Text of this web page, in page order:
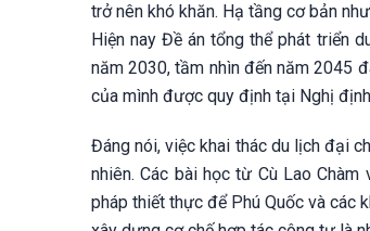
trở nên khó khăn. Hạ tầng cơ bản
Hiện nay Đề án tổng thể phát triển
năm 2030, tầm nhìn đến năm 2045
của mình được quy định tại Nghị
Đáng nói, việc khai thác du lịch đại
nhiên. Các bài học từ Cù Lao
pháp thiết thực để Phú Quốc và các